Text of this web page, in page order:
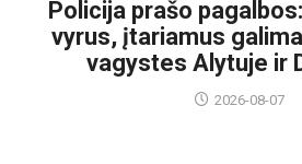
Policija prašo
vyrus, įtariamus
vagystes Alytuje ir
2026-08-07